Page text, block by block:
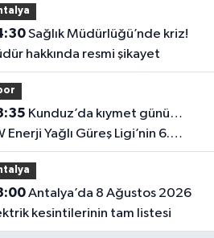
Sağlık Müdürlüğü’nde kriz!
hakkında resmi şikayet
Enerji Yağlı Güreş Ligi’nin 6.
öncesi nefesler tutuldu
Antalya’da 8 Ağustos 2026
kesintilerinin tam listesi